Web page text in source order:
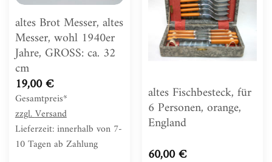
Zur
Wunschliste
hinzufügen
altes Brot Messer, altes
Messer, wohl 1940er
Jahre, GROSS: ca. 32
cm
19,00€
Gesamtpreis*
zzgl.Versand
Lieferzeit: innerhalb von 7-
10 Tagen ab Zahlung
Zur
Wunschliste
hinzufügen
altes Fischbesteck, für
6 Personen, orange,
England
60,00€